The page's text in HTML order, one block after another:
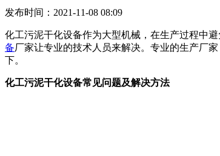
发布时间：2021-11-08 08:09
化工污泥干化设备作为大型机械，在生产过程中
备厂家让专业的技术人员来解决。专业的生产厂
下。
化工污泥干化设备常见问题及解决方法